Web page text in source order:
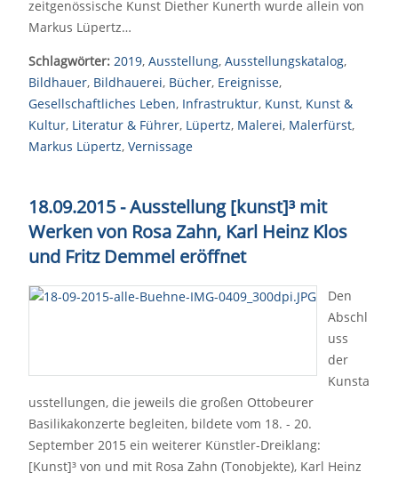
zeitgenössische Kunst Diether Kunerth wurde allein von
Markus Lüpertz…
Schlagwörter: 2019, Ausstellung, Ausstellungskatalog,
Bildhauer, Bildhauerei, Bücher, Ereignisse,
Gesellschaftliches Leben, Infrastruktur, Kunst, Kunst &
Kultur, Literatur & Führer, Lüpertz, Malerei, Malerfürst,
Markus Lüpertz, Vernissage
18.09.2015 - Ausstellung [kunst]³ mit
Werken von Rosa Zahn, Karl Heinz Klos
und Fritz Demmel eröffnet
Den
Abschl
uss
der
Kunsta
usstellungen, die jeweils die großen Ottobeurer
Basilikakonzerte begleiten, bildete vom 18. - 20.
September 2015 ein weiterer Künstler-Dreiklang:
[Kunst]³ von und mit Rosa Zahn (Tonobjekte), Karl Heinz